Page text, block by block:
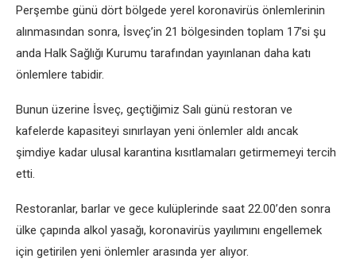
Perşembe günü dört bölgede yerel koronavirüs önlemlerinin
alınmasından sonra, İsveç’in 21 bölgesinden toplam 17’si şu
anda Halk Sağlığı Kurumu tarafından yayınlanan daha katı
önlemlere tabidir.
Bunun üzerine İsveç, geçtiğimiz Salı günü restoran ve
kafelerde kapasiteyi sınırlayan yeni önlemler aldı ancak
şimdiye kadar ulusal karantina kısıtlamaları getirmemeyi tercih
etti.
Restoranlar, barlar ve gece kulüplerinde saat 22.00’den sonra
ülke çapında alkol yasağı, koronavirüs yayılımını engellemek
için getirilen yeni önlemler arasında yer alıyor.